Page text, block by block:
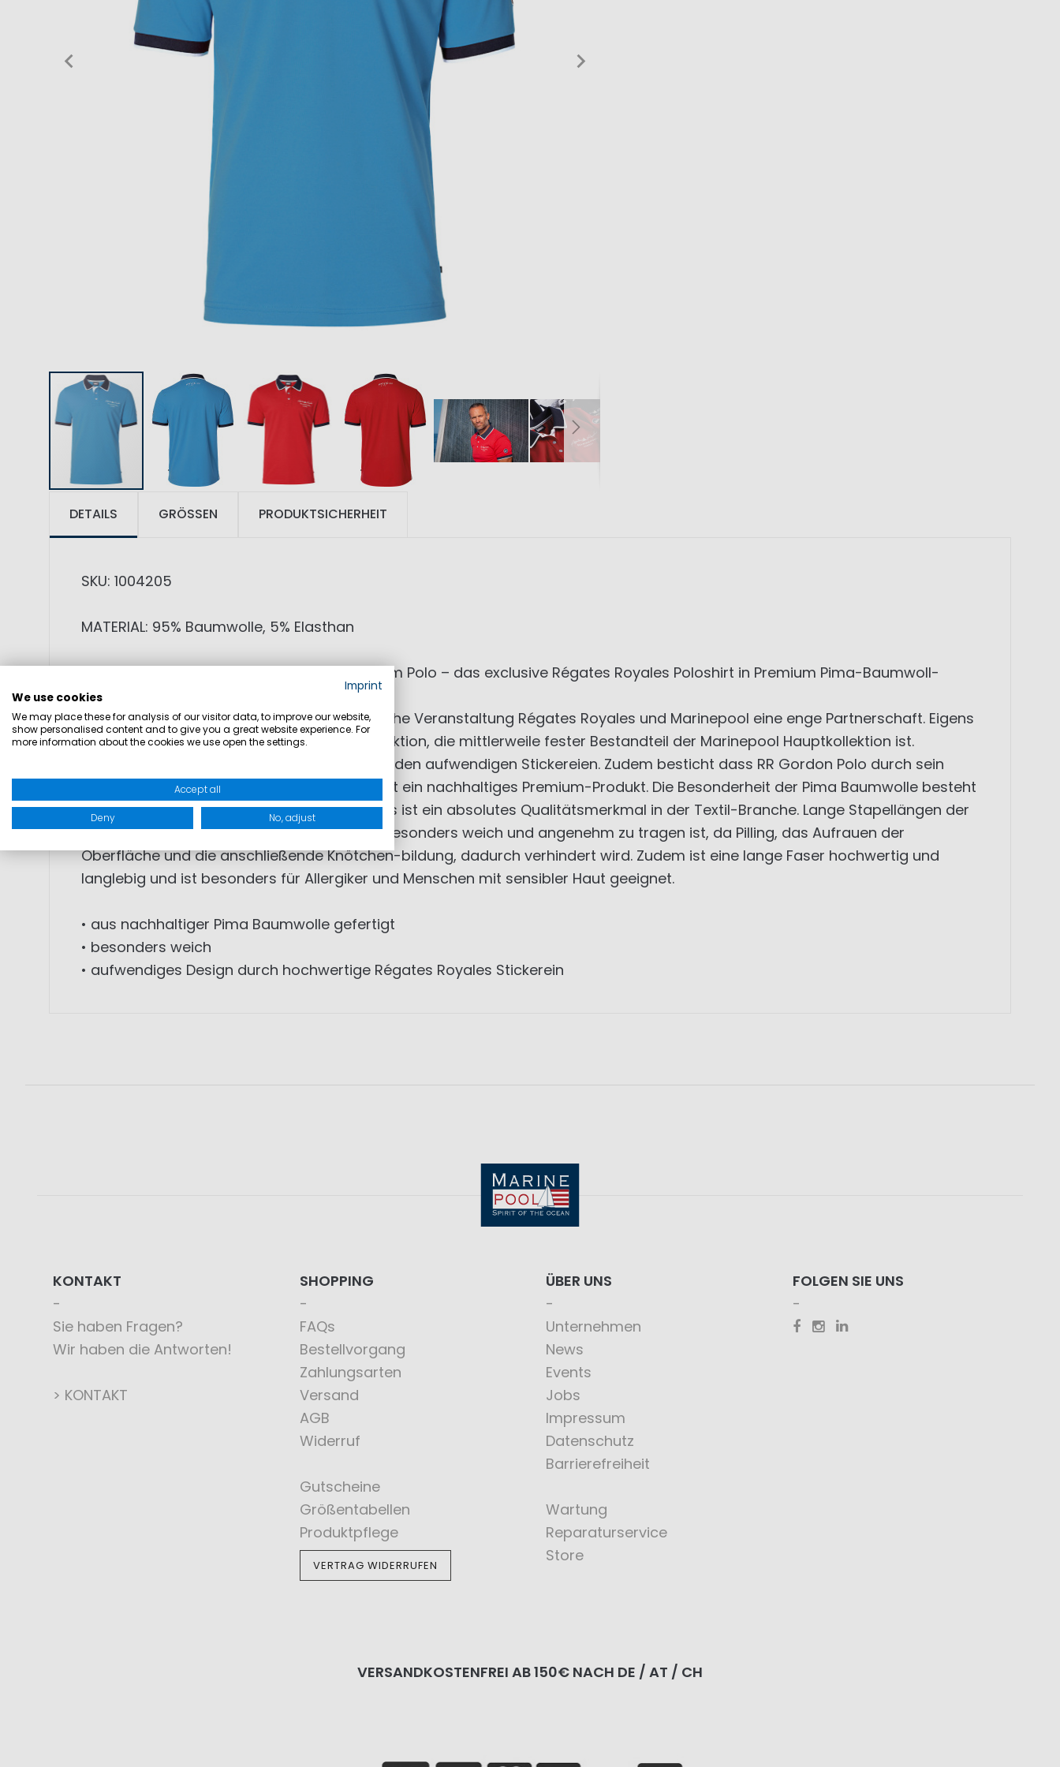
DETAILS
SKU: 1004205
MATERIAL: 95% Baumwolle, 5% Elasthan
PRODUKTINFORMATIONEN: RR Gordon Premium Polo – das exclusive Régates Royales Poloshirt in Premium Pima-Baumwoll-
Qualität von Marinepool.
Seit Jahrzehnten verbindet die traditionsreiche Veranstaltung Régates Royales und Marinepool eine enge Partnerschaft. Eigens
dafür entwickeln wir eine eigene Sonderkollektion, die mittlerweile fester Bestandteil der Marinepool Hauptkollektion ist.
Charakteristisch ist das spezielle Design mit den aufwendigen Stickereien. Zudem besticht dass RR Gordon Polo durch sein
besonderes Material. Die Pima-Baumwolle ist ein nachhaltiges Premium-Produkt. Die Besonderheit der Pima Baumwolle besteht
aus der langen Stapellänge der Faser. Dieses ist ein absolutes Qualitätsmerkmal in der Textil-Branche. Lange Stapellängen der
Faser sorgen für, dass das Kleidungsstück besonders weich und angenehm zu tragen ist, da Pilling, das Aufrauen der
Oberfläche und die anschließende Knötchen-bildung, dadurch verhindert wird. Zudem ist eine lange Faser hochwertig und
langlebig und ist besonders für Allergiker und Menschen mit sensibler Haut geeignet.
• aus nachhaltiger Pima Baumwolle gefertigt
• besonders weich
• aufwendiges Design durch hochwertige Régates Royales Stickerein
GRÖSSEN PRODUKTSICHERHEIT
KONTAKT
Sie haben Fragen?
Wir haben die Antworten!
> KONTAKT
SHOPPING
FAQs
Bestellvorgang
Zahlungsarten
Versand
AGB
Widerruf
Gutscheine
Größentabellen
Produktpflege
VERTRAG WIDERRUFEN
ÜBER UNS
Unternehmen
News
Events
Jobs
Impressum
Datenschutz
Barrierefreiheit
Wartung
Reparaturservice
Store
FOLGEN SIE UNS
VERSANDKOSTENFREI AB 150€ NACH DE / AT / CH
Imprint
We use cookies
We may place these for analysis of our visitor data, to improve our website,
show personalised content and to give you a great website experience. For
more information about the cookies we use open the settings.
Accept all
Deny No, adjust